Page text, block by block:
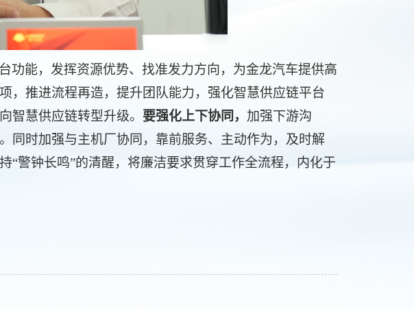
功能，发挥资源优势、找准发力方向，为金龙汽车提供高
，推进流程再造，提升团队能力， 强化智慧供应链平台
智慧供应链转型升级。 要强化上下协同， 加强下游沟
同时加强与主机厂协同，靠前服务、主动作为，及时解
“警钟长鸣”的清醒，将廉洁要求贯穿工作全流程，内化于